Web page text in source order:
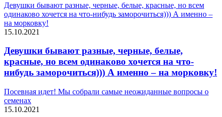
Девушки бывают разные, черные, белые, красные, но всем
одинаково хочется на что-нибудь заморочиться))) А именно –
на морковку!
15.10.2021
Девушки бывают разные, черные, белые,
красные, но всем одинаково хочется на что-
нибудь заморочиться))) А именно – на морковку!
Посевная идет! Мы собрали самые неожиданные вопросы о
семенах
15.10.2021